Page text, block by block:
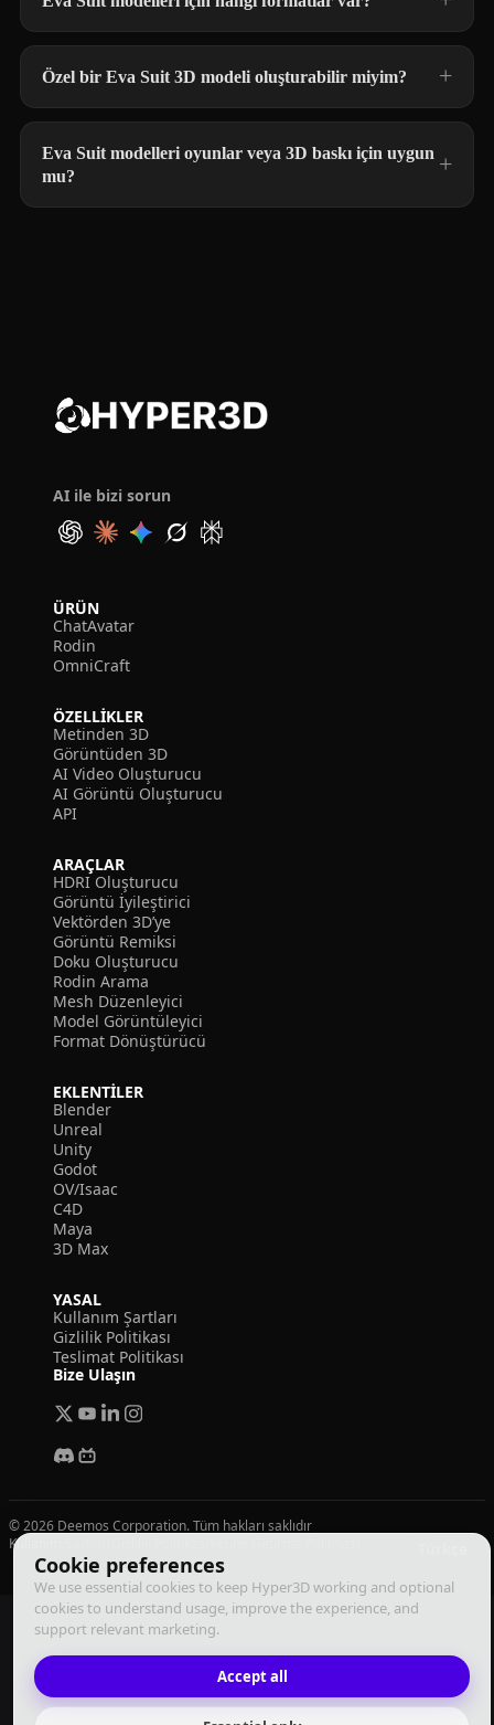
Cookie preferences
We use essential cookies to keep Hyper3D working and optional
cookies to understand usage, improve the experience, and
support relevant marketing.
Accept all
Özel bir Eva Suit 3D modeli oluşturabilir miyim?
Eva Suit modelleri oyunlar veya 3D baskı için uygun
mu?
AI ile bizi sorun
ÜRÜN
ChatAvatar
Rodin
OmniCraft
ÖZELLIKLER
Metinden 3D
Görüntüden 3D
AI Video Oluşturucu
AI Görüntü Oluşturucu
API
ARAÇLAR
HDRI Oluşturucu
Görüntü İyileştirici
Vektörden 3D’ye
Görüntü Remiksi
Doku Oluşturucu
Rodin Arama
Mesh Düzenleyici
Model Görüntüleyici
Format Dönüştürücü
EKLENTILER
Blender
Unreal
Unity
Godot
OV/Isaac
C4D
Maya
3D Max
YASAL
Kullanım Şartları
Gizlilik Politikası
Teslimat Politikası
Bize Ulaşın
© 2026 Deemos Corporation. Tüm hakları saklıdır
Kullanım Şartları